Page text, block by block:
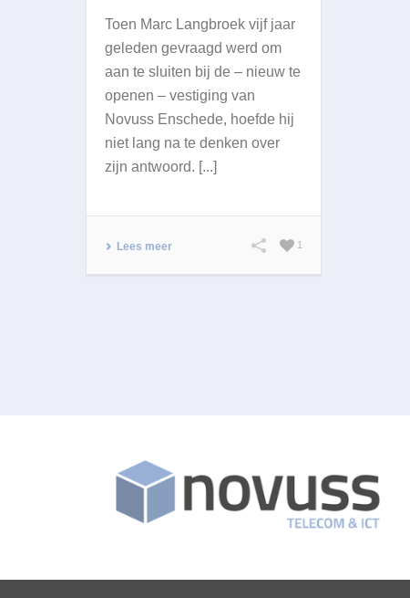
Toen Marc Langbroek vijf jaar
geleden gevraagd werd om
aan te sluiten bij de – nieuw te
openen – vestiging van
Novuss Enschede, hoefde hij
niet lang na te denken over
zijn antwoord. [...]
Lees meer 1